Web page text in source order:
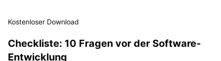
Kostenloser Download
Checkliste: 10 Fragen vor der Software-
Entwicklung